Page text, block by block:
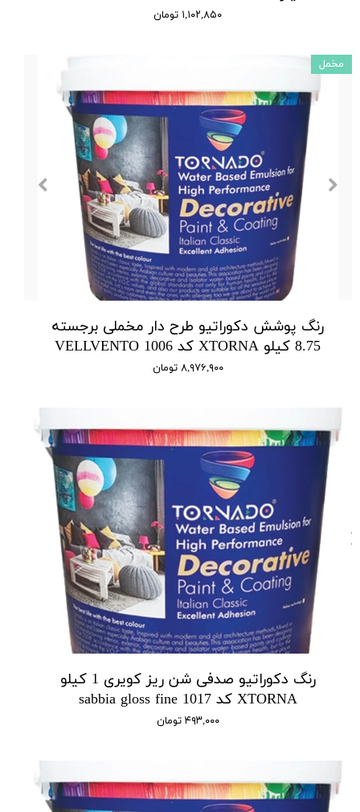
۱,۱۰۲,۸۵۰ تومان
رنگ پوشش دکوراتیو طرح دار مخملی برجسته
8.75 کیلو XTORNA کد 1006 VELLVENTO
۸,۹۷۶,۹۰۰ تومان
مخمل
رنگ دکوراتیو صدفی شن ریز کویری 1 کیلو
XTORNA کد 1017 sabbia gloss fine
۴۹۳,۰۰۰ تومان